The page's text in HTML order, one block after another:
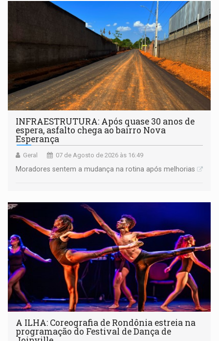
INFRAESTRUTURA: Após quase 30 anos de
espera, asfalto chega ao bairro Nova
Esperança
Geral 07 de Agosto de 2026 às 16:49
Moradores sentem a mudança na rotina após melhorias
A ILHA: Coreografia de Rondônia estreia na
programação do Festival de Dança de